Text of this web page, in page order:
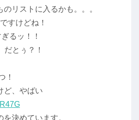
リストに入るかも。。。
すけどね！
るッ！！
だとぅ？！
！
ど、やばい
決めています。